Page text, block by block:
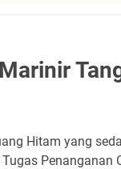
Hitam yang
Penanganan